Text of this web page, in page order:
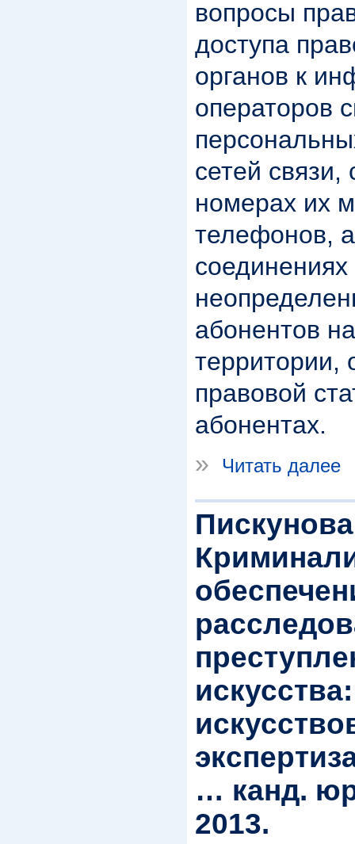
вопросы
доступа
органов к
операторов
сетей
номерах их
телефонов,
абонентов
территории,
правовой
абонентах.
»
Читать далее
… канд.
2013.